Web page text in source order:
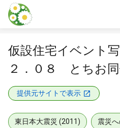
本文に飛ぶ
仮設住宅イベント
２．０８ とちお
提供元サイトで表示
東日本大震災 (2011) 震災へ